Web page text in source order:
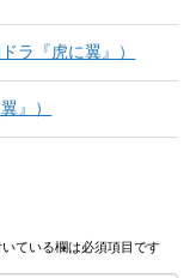
ラ『虎に翼』）
』）
いている欄は必須項目です